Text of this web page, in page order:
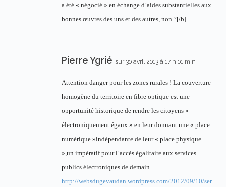
a été « négocié » en échange d’aides substantielles aux
bonnes œuvres des uns et des autres, non ?[/b]
Pierre Ygrié sur 30 avril 2013 à 17 h 01 min
Attention danger pour les zones rurales ! La couverture
homogène du territoire en fibre optique est une
opportunité historique de rendre les citoyens «
électroniquement égaux » en leur donnant une « place
numérique »indépendante de leur « place physique
»,un impératif pour l’accès égalitaire aux services
publics électroniques de demain
http://websdugevaudan.wordpress.com/2012/09/10/ser